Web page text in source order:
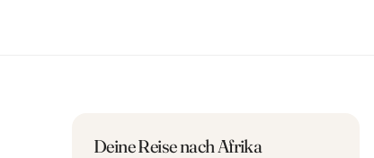
Deine Reise nach Afrika